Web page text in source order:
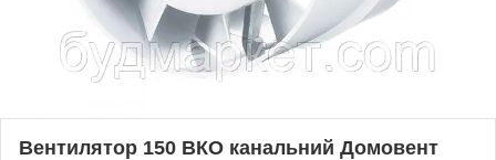
Вентилятор 150 ВКО канальний Домовент